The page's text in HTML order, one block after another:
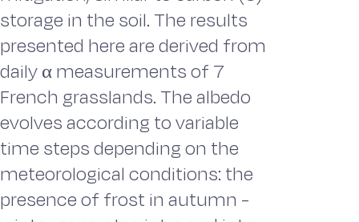
storage in the soil. The results
presented here are derived from
daily α measurements of 7
French grasslands. The albedo
evolves according to variable
time steps depending on the
meteorological conditions: the
presence of frost in autumn -